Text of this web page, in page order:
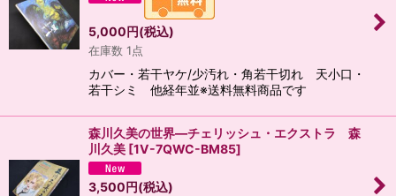
5,000円(税込)
在庫数 1点
カバー・若干ヤケ/少汚れ・角若干切れ 天小口・
若干シミ 他経年並※送料無料商品です
森川久美の世界―チェリッシュ・エクストラ 森
川久美 [1V-7QWC-BM85]
3,500円(税込)